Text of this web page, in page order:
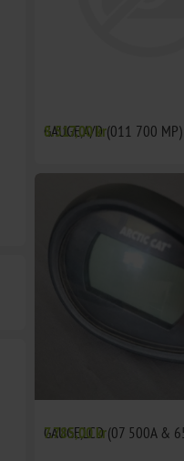
GAUGE,A/D (011 700 MP)
8.517,00 kr
GAUGE,LCD (07 500A &
7.785,00 kr